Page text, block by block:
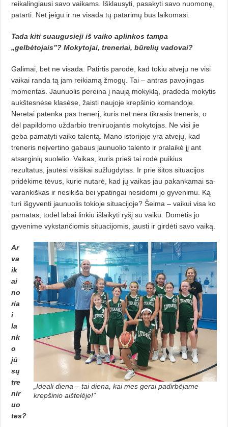
reikalingiausi savo vaikams. Išklau­syti, pasakyti savo nuomonę,
patarti. Net jeigu ir ne visada tų patarimų bus laikomasi.
Tada kiti suaugusieji iš vaiko aplinkos tampa
„gelbėtojais”? Mo­kytojai, treneriai, būrelių vado­vai?
Galimai, bet ne visada. Patirtis parodė, kad tokiu atveju ne visi
vai­kai randa tą jam reikiamą žmogų. Tai – antras pavojingas
momentas. Jau­nuolis pereina į naują mokyklą, pra­deda mokytis
aukštesnėse klasėse, žaisti naujoje krepšinio komandoje.
Neretai patenka pas trenerį, kuris net nėra tikrasis treneris, o
dėl papildomo uždarbio treniruojantis mokytojas. Ne visi jie
geba pamatyti vaiko talentą. Mano istorijoje yra atvejų, kad
treneris neįvertino gabaus jaunuo­lio talento ir pralaikė jį ant
atsar­ginių suolelio. Vaikas, kuris prieš tai rodė puikius
rezultatus, jautėsi visiš­kai sužlugdytas. Ir prie šitos situacijos
pridėkime tėvus, kurie nutarė, kad jų vaikas jau pakankamai sa­
va­rankiškas ir nesikiša bei ypatingai nesidomi jo gyvenimu. Ką
turi išgy­venti jaunuolis tokioje situacijoje? Šeima – vaikui visa ko
pamatas, to­dėl labai linkiu išlaikyti ryšį su vai­ku. Domėtis jo
gyvenime vykstan­čio­mis situacijomis, jausti ir girdėti sa­vo vaiką.
„Ideali diena – tai diena, kai mes gerai padirbėjame
krepšinio aištelėje!”
Ar
va
ik
ai
no
ria
i
la
nk
o
jū
sų
tre
nir
uo
tes?